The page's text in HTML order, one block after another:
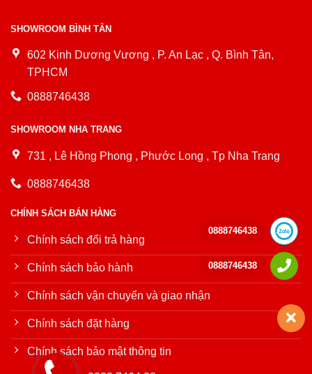
SHOWROOM BÌNH TÂN
602 Kinh Dương Vương , P. An Lạc , Q. Bình Tân,
TPHCM
0888746438
SHOWROOM NHA TRANG
731 , Lê Hồng Phong , Phước Long , Tp Nha Trang
0888746438
CHÍNH SÁCH BÁN HÀNG
Chính sách đổi trả hàng
Chính sách bảo hành
Chính sách vận chuyển và giao nhận
Chính sách đặt hàng
Chính sách bảo mật thông tin
0888746438
0888746438